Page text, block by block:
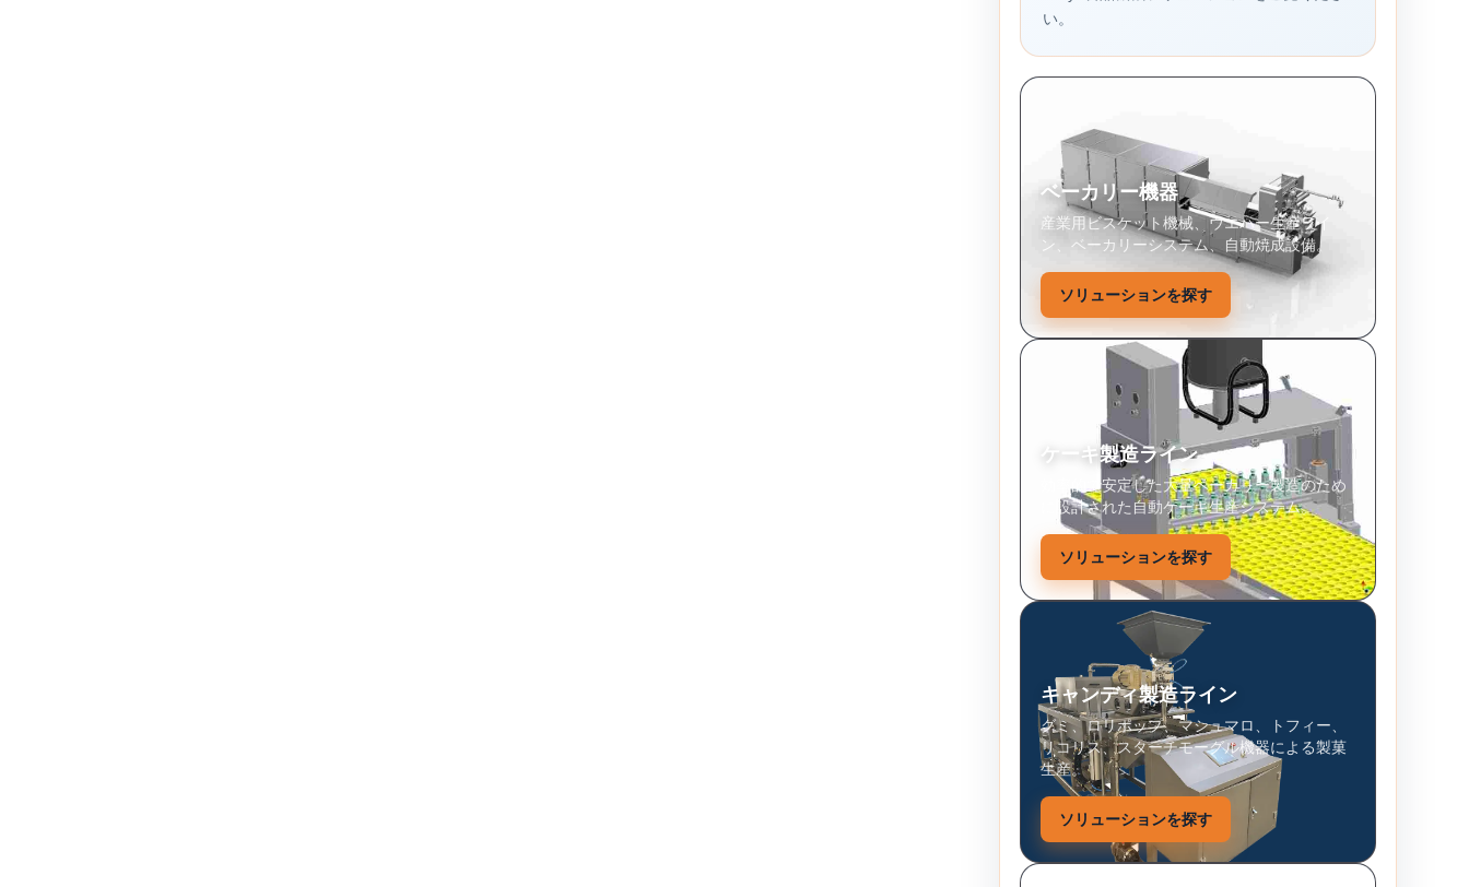
い。
ベーカリー機器
産業用ビスケット機械、ウエハー生産ライ
ン、ベーカリーシステム、自動焼成設備。
ソリューションを探す
ケーキ製造ライン
効率的で安定した大量ベーカリー製造のため
に設計された自動ケーキ生産システム。
ソリューションを探す
キャンディ製造ライン
グミ、ロリポップ、マシュマロ、トフィー、
リコリス、スターチモーグル機器による製菓
生産。
ソリューションを探す